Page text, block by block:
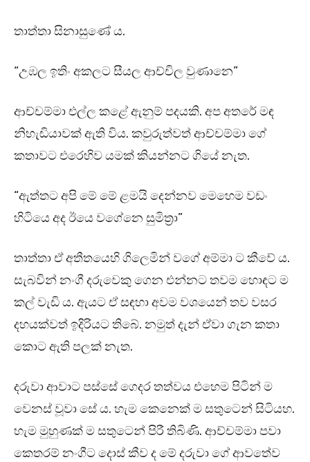
තාත්තා සිනාසුණේ ය.
“උඹල ඉතිං අකලට සීයල ආච්චිල වුණානෙ”
ආච්චම්මා එල්ල කළේ ඇනුම් පදයකි. අප අතරේ මඳ
නිහැඬියාවක් ඇති විය. කවුරුත්වත් ආච්චම්මා ගේ
කතාවට එරෙහිව යමක් කියන්නට ගියේ නැත.
“ඇත්තට අපි මේ මේ ළමයි දෙන්නව මෙහෙම වඩං
හිටියෙ අද ඊයෙ වගේනෙ සුමිත්‍රා”
තාත්තා ඒ අතීතයෙහි ගිලෙමින් වගේ අම්මා ට කීවේ ය.
සැබවින් නංගී දරුවෙකු ගෙන එන්නට තවම හොඳට ම
කල් වැඩි ය. ඇයට ඒ සඳහා අවම වශයෙන් තව වසර
දහයක්වත් ඉදිරියට තිබේ. නමුත් දැන් ඒවා ගැන කතා
කොට ඇති පලක් නැත.
දරුවා ආවාට පස්සේ ගෙදර තත්වය එහෙම පිටින් ම
වෙනස් වූවා සේ ය. හැම කෙනෙක් ම සතුටෙන් සිටියහ.
හැම මුහුණක් ම සතුටෙන් පිරී තිබිණි. ආච්චම්මා පවා
කෙතරම් නංගීට දොස් කීව ද මේ දරුවා ගේ ආවතේව